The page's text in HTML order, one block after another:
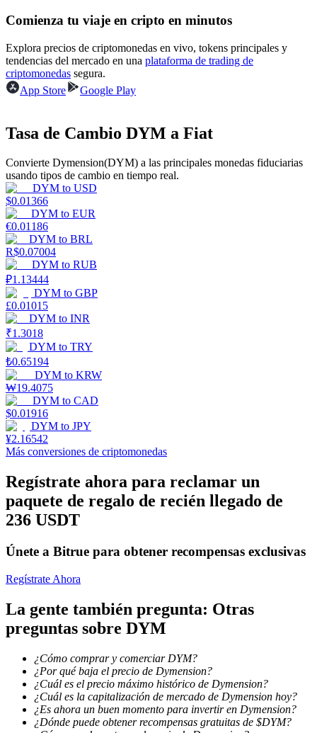
Aprenda cómo mantenerse rentable
Earn
Power Piggy
Gana recompensas competitivas diariamente
Staking
Alta rentabilidad y acceso instantáneo
Launchpool
Comienza tu viaje en cripto en minutos
Explora precios de criptomonedas en vivo, tokens principales y
tendencias del mercado en una plataforma de trading de
criptomonedas segura.
App Store
Google Play
Tasa de Cambio DYM a Fiat
Convierte Dymension(DYM) a las principales monedas fiduciarias
usando tipos de cambio en tiempo real.
DYM to USD
$0.01366
DYM to EUR
€0.01186
DYM to BRL
R$0.07004
DYM to RUB
₽1.13444
DYM to GBP
£0.01015
DYM to INR
₹1.3018
DYM to TRY
₺0.65194
DYM to KRW
₩19.4075
DYM to CAD
$0.01916
DYM to JPY
¥2.16542
Más conversiones de criptomonedas
Regístrate ahora para reclamar un
paquete de regalo de recién llegado de
236 USDT
Únete a Bitrue para obtener recompensas exclusivas
Regístrate Ahora
La gente también pregunta: Otras
preguntas sobre DYM
¿Cómo comprar y comerciar DYM?
¿Por qué baja el precio de Dymension?
¿Cuál es el precio máximo histórico de Dymension?
¿Cuál es la capitalización de mercado de Dymension hoy?
¿Es ahora un buen momento para invertir en Dymension?
¿Dónde puede obtener recompensas gratuitas de $DYM?